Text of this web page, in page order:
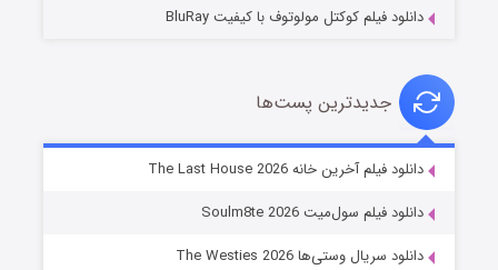
خاندان اژدها فصل ۳
دانلود فیلم کوکتل مولوتوف با کیفیت BluRay
جدیدترین پست‌ها
دانلود فیلم آخرین خانه The Last House 2026
دانلود فیلم سول‌میت Soulm8te 2026
دانلود سریال وستی‌ها The Westies 2026